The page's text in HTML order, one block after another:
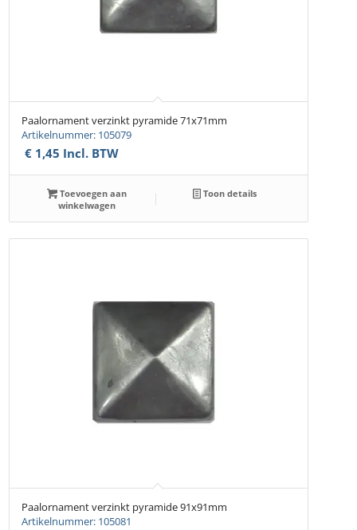
Paalornament verzinkt pyramide 71x71mm
Artikelnummer: 105079
€ 1,45 Incl. BTW
Toevoegen aan
winkelwagen
Toon details
Paalornament verzinkt pyramide 91x91mm
Artikelnummer: 105081